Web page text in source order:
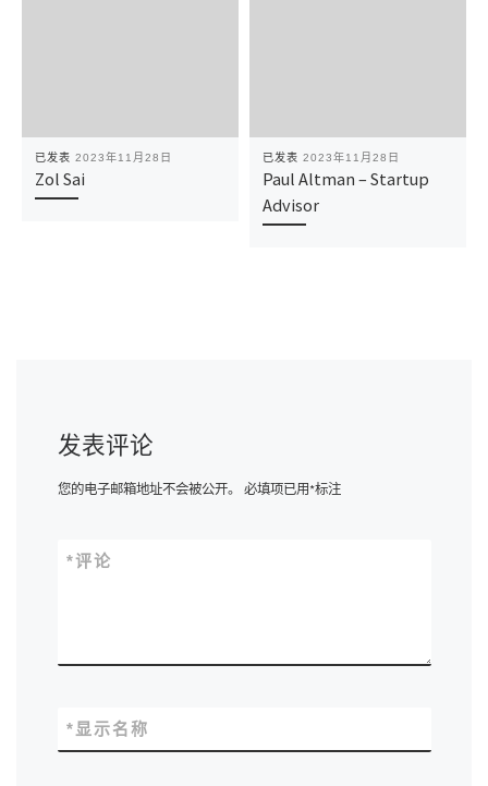
已发表 2023年11月28日
Zol Sai
已发表 2023年11月28日
Paul Altman – Startup
Advisor
发表评论
您的电子邮箱地址不会被公开。 必填项已用*标注
评论
*
显示名称
*